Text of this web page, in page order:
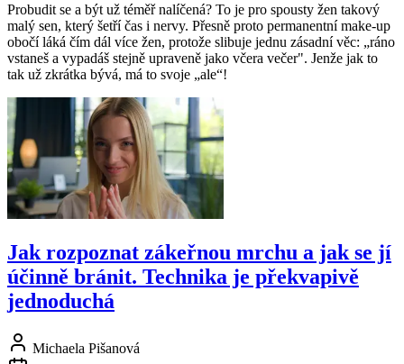
Probudit se a být už téměř nalíčená? To je pro spousty žen takový
malý sen, který šetří čas i nervy. Přesně proto permanentní make-up
obočí láká čím dál více žen, protože slibuje jednu zásadní věc: „ráno
vstaneš a vypadáš stejně upraveně jako včera večer". Jenže jak to
tak už zkrátka bývá, má to svoje „ale“!
Jak rozpoznat zákeřnou mrchu a jak se jí
účinně bránit. Technika je překvapivě
jednoduchá
Michaela Pišanová